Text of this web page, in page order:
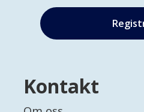
Kontakt